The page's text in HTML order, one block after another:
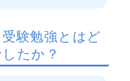
験勉強とはど
たか？